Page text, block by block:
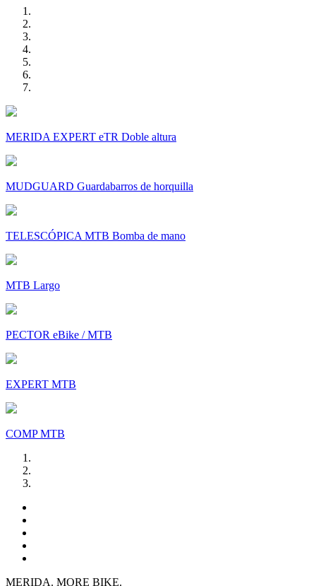
MERIDA EXPERT eTR Doble altura
MUDGUARD Guardabarros de horquilla
TELESCÓPICA MTB Bomba de mano
MTB Largo
PECTOR eBike / MTB
EXPERT MTB
COMP MTB
MERIDA. MORE BIKE.